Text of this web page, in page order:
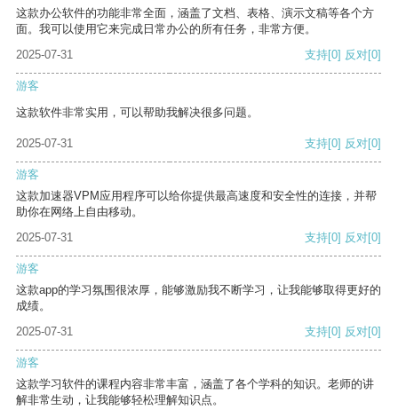
这款办公软件的功能非常全面，涵盖了文档、表格、演示文稿等各个方
面。我可以使用它来完成日常办公的所有任务，非常方便。
2025-07-31
支持[0] 反对[0]
游客
这款软件非常实用，可以帮助我解决很多问题。
2025-07-31 支持[0] 反对[0]
游客
这款加速器VPM应用程序可以给你提供最高速度和安全性的连接，并帮
助你在网络上自由移动。
2025-07-31
支持[0] 反对[0]
游客
这款app的学习氛围很浓厚，能够激励我不断学习，让我能够取得更好的
成绩。
2025-07-31
支持[0] 反对[0]
游客
这款学习软件的课程内容非常丰富，涵盖了各个学科的知识。老师的讲
解非常生动，让我能够轻松理解知识点。